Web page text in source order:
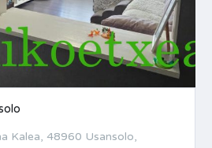
Kalea, 48960 Usansolo,